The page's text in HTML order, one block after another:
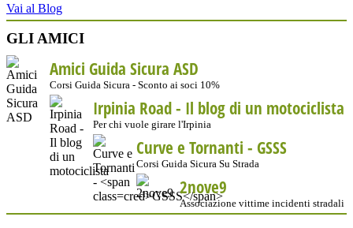
Vai al Blog
GLI AMICI
Amici Guida Sicura ASD
Corsi Guida Sicura - Sconto ai soci 10%
Irpinia Road - Il blog di un motociclista
Per chi vuole girare l'Irpinia
Curve e Tornanti - GSSS
Corsi Guida Sicura Su Strada
2nove9
Associazione vittime incidenti stradali